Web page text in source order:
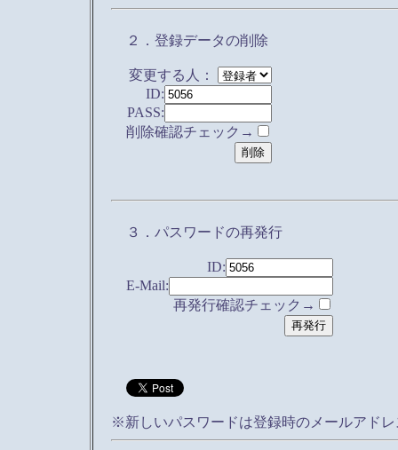
２．登録データの削除
変更する人：
ID:
PASS:
削除確認チェック→
３．パスワードの再発行
ID:
E-Mail:
再発行確認チェック→
※新しいパスワードは登録時のメールアド